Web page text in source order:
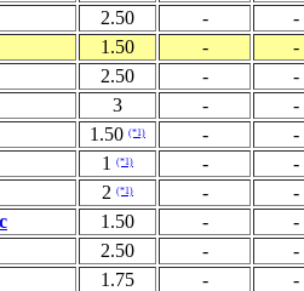
2.50 - -
1.50 - -
2.50 - -
3 - -
1.50 (*1) - -
1 (*1) - -
2 (*1) - -
1.50 - -
2.50 - -
1.75 - -